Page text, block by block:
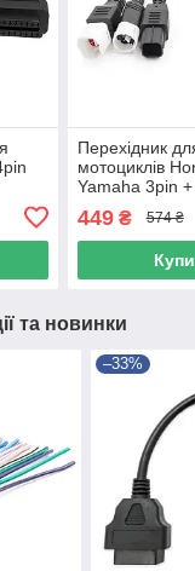
Перехідник
мотоциклів
Yamaha 3pin
449₴ 574 ₴
та новинки
–33%